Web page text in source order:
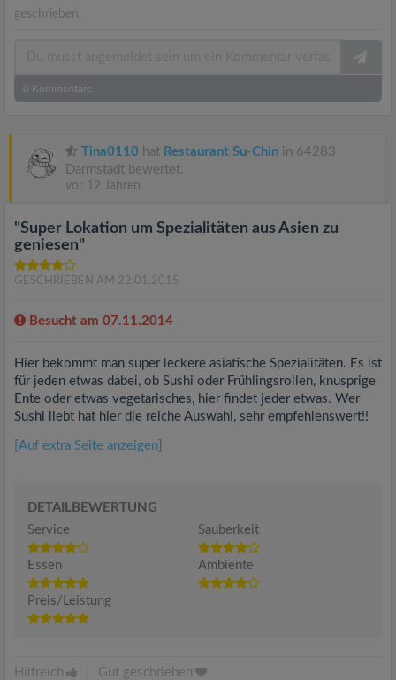
geschrieben.
0 Kommentare
Tina0110 hat Restaurant Su-Chin in 64283
Darmstadt bewertet.
vor 12 Jahren
"Super Lokation um Spezialitäten aus Asien zu
geniesen"
GESCHRIEBEN AM 22.01.2015
Besucht am 07.11.2014
Hier bekommt man super leckere asiatische Spezialitäten. Es ist
für jeden etwas dabei, ob Sushi oder Frühlingsrollen, knusprige
Ente oder etwas vegetarisches, hier findet jeder etwas. Wer
Sushi liebt hat hier die reiche Auswahl, sehr empfehlenswert!!
[Auf extra Seite anzeigen]
DETAILBEWERTUNG
Service
Sauberkeit
Essen Ambiente
Preis/Leistung
Hilfreich Gut geschrieben